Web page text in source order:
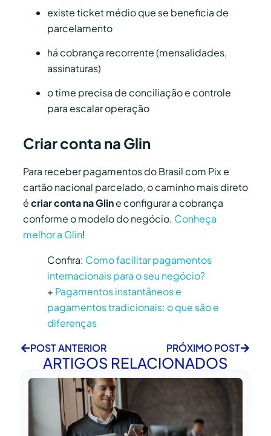
existe ticket médio que se beneficia de
parcelamento
há cobrança recorrente (mensalidades,
assinaturas)
o time precisa de conciliação e controle
para escalar operação
Criar conta na Glin
Para receber pagamentos do Brasil com Pix e
cartão nacional parcelado, o caminho mais direto
écriar conta na Gline configurar a cobrança
conforme o modelo do negócio. Conheça
melhor a Glin!
Confira: Como facilitar pagamentos
internacionais para o seu negócio?
+ Pagamentos instantâneos e
pagamentos tradicionais: o que são e
diferenças
POST ANTERIOR
PRÓXIMO POST
ARTIGOS RELACIONADOS